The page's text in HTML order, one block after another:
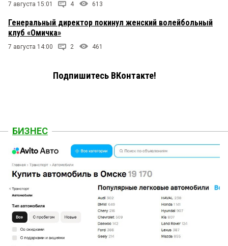
7 августа 15:01 4 613
Генеральный директор покинул женский волейбольный
клуб «Омичка»
7 августа 14:00 2 461
Подпишитесь ВКонтакте!
БИЗНЕС